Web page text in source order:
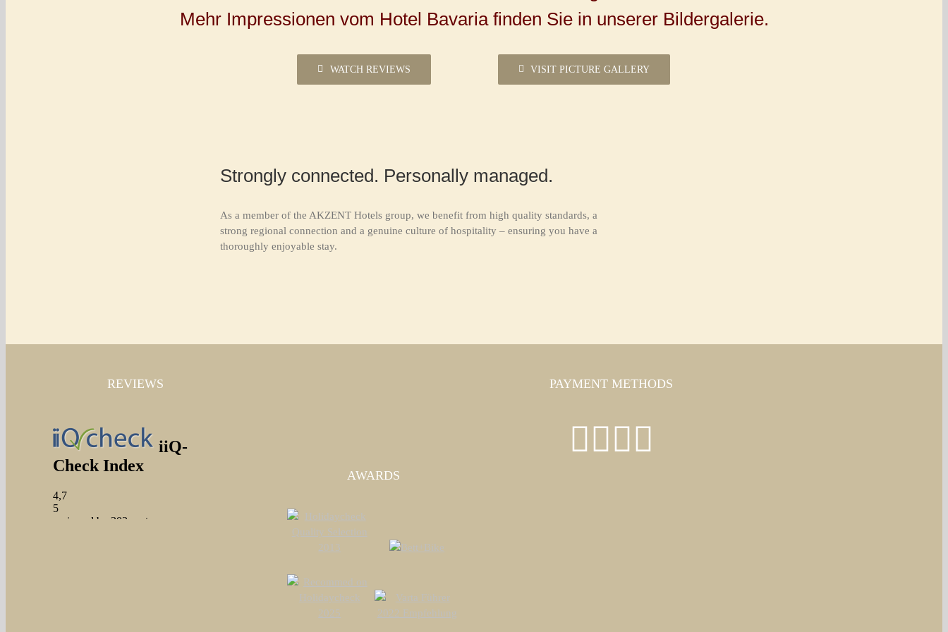
Mehr Impressionen vom Hotel Bavaria finden Sie in unserer Bildergalerie.
WATCH REVIEWS VISIT PICTURE GALLERY
Strongly connected. Personally managed.
As a member of the AKZENT Hotels group, we benefit from high quality standards, a
strong regional connection and a genuine culture of hospitality – ensuring you have a
thoroughly enjoyable stay.
REVIEWS PAYMENT METHODS
AWARDS